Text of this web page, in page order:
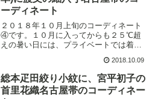
ーディネート
２０１８年１０月上旬のコーディネート
④です。１０月に入ってからも２５℃超
えの暑い日には、プライベートでは着心
袖の方を大勢見かけるような暑い日は、
無理をせず好きなように・・・因みに、
麻襦袢着用でさらに快適な…
2018.10.09
総本疋田絞り小紋に、宮平初子の
首里花織名古屋帯のコーディネー